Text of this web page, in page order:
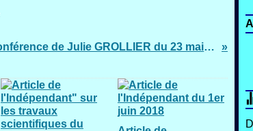
Vidéo de conférence de Julie GROLLIER du 23 mai 2018